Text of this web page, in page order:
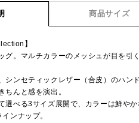
商品サイズ
】
グ。マルチカラーのメッシュが目を引
シンセティックレザー（合皮）のハン
ちんと感を演出。
選べる3サイズ展開で、カラーは鮮や
ンナップ。